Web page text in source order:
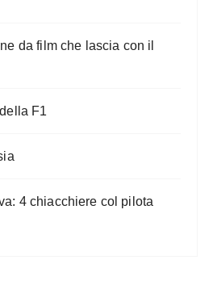
da film che lascia con il
F1
4 chiacchiere col pilota